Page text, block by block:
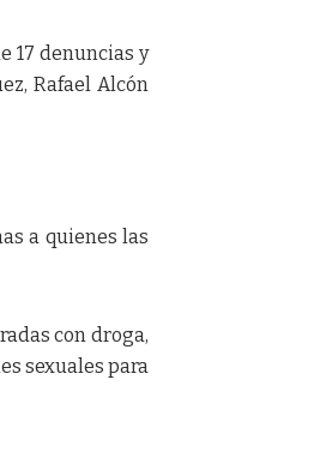
17 denuncias y
Rafael Alcón
a quienes las
con droga,
sexuales para